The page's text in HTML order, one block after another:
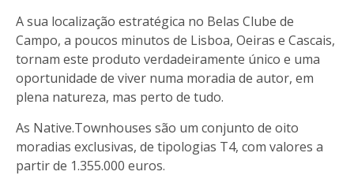
A sua localização estratégica no Belas Clube de
Campo, a poucos minutos de Lisboa, Oeiras e Cascais,
tornam este produto verdadeiramente único e uma
oportunidade de viver numa moradia de autor, em
plena natureza, mas perto de tudo.
As Native.Townhouses são um conjunto de oito
moradias exclusivas, de tipologias T4, com valores a
partir de 1.355.000 euros.